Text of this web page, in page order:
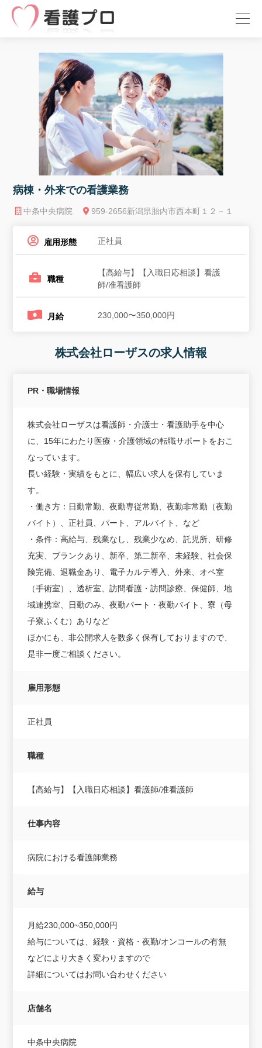
病棟・外来での看護業務
中条中央病院 959-2656新潟県胎内市西本町１２－１
雇用形態 正社員
職種
【高給与】【入職日応相談】看護
師/准看護師
月給 230,000〜350,000円
株式会社ローザスの求人情報
PR・職場情報
株式会社ローザスは看護師・介護士・看護助手を中心
に、15年にわたり医療・介護領域の転職サポートをおこ
なっています。
長い経験・実績をもとに、幅広い求人を保有していま
す。
・働き方：日勤常勤、夜勤専従常勤、夜勤非常勤（夜勤
バイト）、正社員、パート、アルバイト、など
・条件：高給与、残業なし、残業少なめ、託児所、研修
充実、ブランクあり、新卒、第二新卒、未経験、社会保
険完備、退職金あり、電子カルテ導入、外来、オペ室
（手術室）、透析室、訪問看護・訪問診療、保健師、地
域連携室、日勤のみ、夜勤パート・夜勤バイト、寮（母
子寮ふくむ）ありなど
ほかにも、非公開求人を数多く保有しておりますので、
是非一度ご相談ください。
雇用形態
正社員
職種
【高給与】【入職日応相談】看護師/准看護師
仕事内容
病院における看護師業務
給与
月給230,000~350,000円
給与については、経験・資格・夜勤/オンコールの有無
などにより大きく変わりますので
詳細についてはお問い合わせください
店舗名
中条中央病院